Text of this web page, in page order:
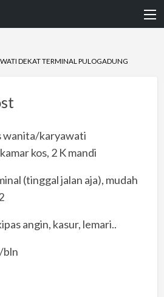
DEKAT TERMINAL PULOGADUNG
wanita/karyawati
kos, 2 K mandi
(tinggal jalan aja), mudah
angin, kasur, lemari..
bln